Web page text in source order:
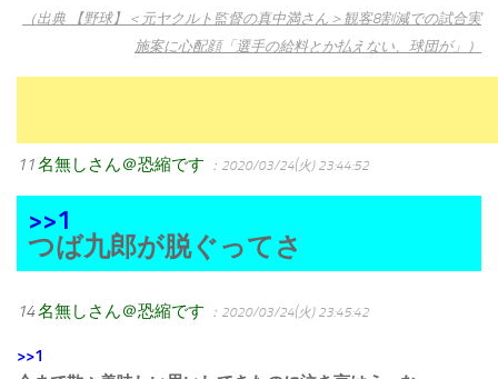
（出典 【野球】＜元ヤクルト監督の真中満さん＞観客8割減での試合実
施案に心配顔「選手の給料とか払えない、球団が」）
11名無しさん＠恐縮です ：2020/03/24(火) 23:44:52
>>1
つば九郎が脱ぐってさ
14名無しさん＠恐縮です ：2020/03/24(火) 23:45:42
>>1